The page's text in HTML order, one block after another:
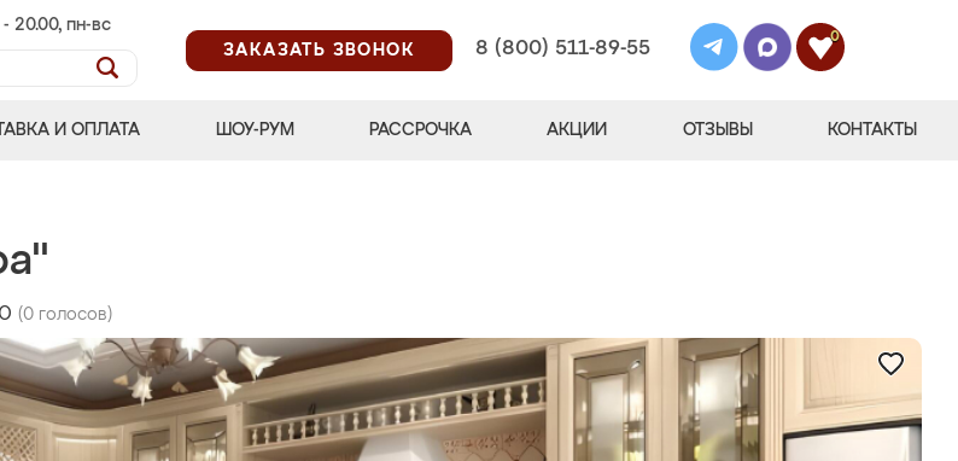
- 20.00, пн-вс
ЗАКАЗАТЬ ЗВОНОК
8 (800) 511-89-55
0
И ОПЛАТА ШОУ-РУМ РАССРОЧКА АКЦИИ ОТЗЫВЫ КОНТАКТЫ
(0 голосов)